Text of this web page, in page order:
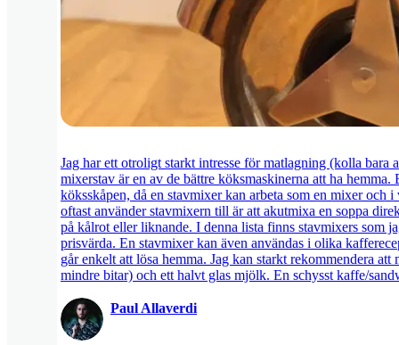
Jag har ett otroligt starkt intresse för matlagning (kolla bara
mixerstav är en av de bättre köksmaskinerna att ha
köksskåpen, då en stavmixer kan arbeta som en mixer och
oftast använder stavmixern till är att akutmixa en soppa
på kålrot eller liknande. I denna lista finns stavmixers som
prisvärda. En stavmixer kan även användas i olika
går enkelt att lösa hemma. Jag kan starkt rekommendera
mindre bitar) och ett halvt glas mjölk. En schysst kaffe/
Paul Allaverdi